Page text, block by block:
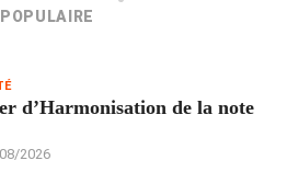
POPULAIRE
d’Harmonisation de la note
2026